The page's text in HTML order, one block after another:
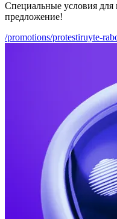
Специальные условия
предложение!
/promotions/protestiruyte-